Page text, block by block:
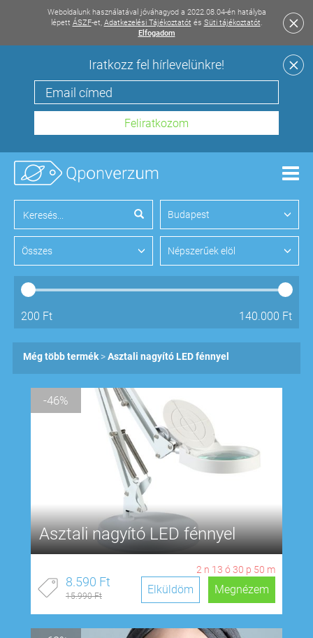
Weboldalunk használatával jóváhagyod a 2022.08.04-én hatályba
lépett ÁSZF-et, Adatkezelési Tájékoztatót és Süti tájékoztatót.
Elfogadom
Iratkozz fel hírlevelünkre!
Budapest
Összes Népszerűek elöl
200 Ft 140.000 Ft
Még több termék Asztali nagyító LED fénnyel
-46%
Asztali nagyító LED fénnyel
2 n 13 ó30 p 50 m
8.590 Ft
15.990 Ft Megnézem
Elküldöm